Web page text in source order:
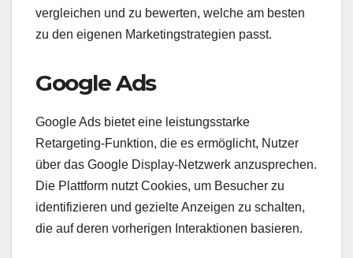
vergleichen und zu bewerten, welche am besten
zu den eigenen Marketingstrategien passt.
Google Ads
Google Ads bietet eine leistungsstarke
Retargeting-Funktion, die es ermöglicht, Nutzer
über das Google Display-Netzwerk anzusprechen.
Die Plattform nutzt Cookies, um Besucher zu
identifizieren und gezielte Anzeigen zu schalten,
die auf deren vorherigen Interaktionen basieren.